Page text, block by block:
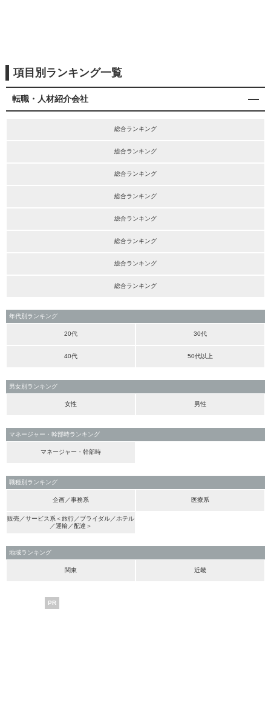
項目別ランキング一覧
転職・人材紹介会社
総合ランキング
総合ランキング
総合ランキング
総合ランキング
総合ランキング
総合ランキング
総合ランキング
総合ランキング
年代別ランキング
20代 30代
40代 50代以上
男女別ランキング
女性 男性
マネージャー・幹部時ランキング
マネージャー・幹部時
職種別ランキング
企画／事務系 医療系
販売／サービス系＜旅行／ブライダル／ホテル
／運輸／配達＞
地域ランキング
関東 近畿
PR